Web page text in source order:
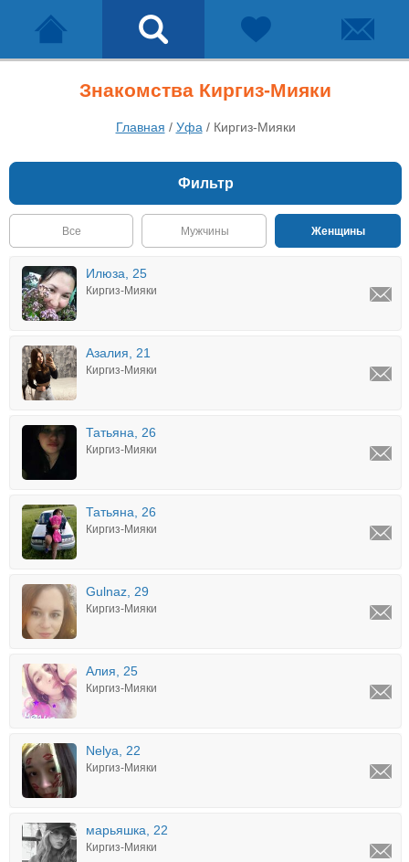
Знакомства Киргиз-Мияки
Главная / Уфа / Киргиз-Мияки
Фильтр
Все Мужчины Женщины
Илюза, 25
Киргиз-Мияки
Азалия, 21
Киргиз-Мияки
Татьяна, 26
Киргиз-Мияки
Татьяна, 26
Киргиз-Мияки
Gulnaz, 29
Киргиз-Мияки
Алия, 25
Киргиз-Мияки
Nelya, 22
Киргиз-Мияки
марьяшка, 22
Киргиз-Мияки